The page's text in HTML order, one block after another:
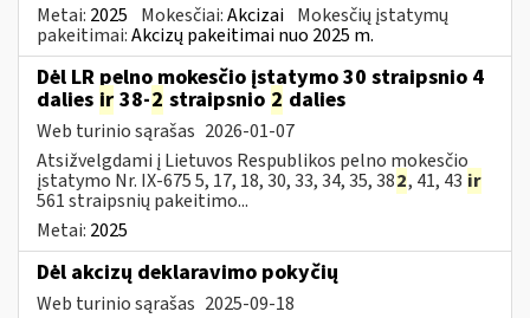
Metai: 2025 Mokesčiai:Akcizai Mokesčių įstatymų
pakeitimai:Akcizų pakeitimai nuo 2025 m.
Dėl LR pelno mokesčio įstatymo 30 straipsnio 4
dalies ir 38-2 straipsnio 2 dalies
Web turinio sąrašas 2026-01-07
Atsižvelgdami į Lietuvos Respublikos pelno mokesčio
įstatymo Nr. IX-675 5, 17, 18, 30, 33, 34, 35, 382, 41, 43 ir
561 straipsnių pakeitimo...
Metai: 2025
​​​​​​​Dėl akcizų deklaravimo pokyčių
Web turinio sąrašas 2025-09-18